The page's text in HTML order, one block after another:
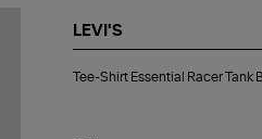
LEVI'S
Shirt
Tee-Shirt Essential Racer Tank